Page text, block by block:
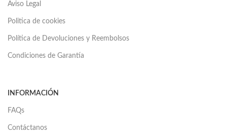
Aviso Legal
Politica de cookies
Política de Devoluciones y Reembolsos
Condiciones de Garantía
INFORMACIÓN
FAQs
Contáctanos